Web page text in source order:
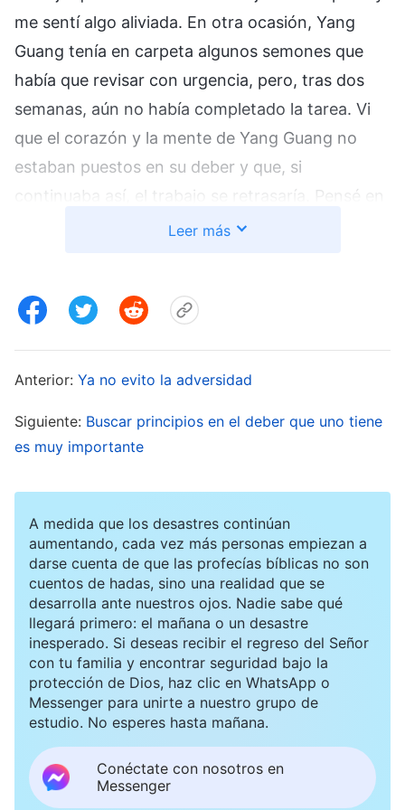
me sentí algo aliviada. En otra ocasión, Yang
Guang tenía en carpeta algunos semones que
había que revisar con urgencia, pero, tras dos
semanas, aún no había completado la tarea. Vi
que el corazón y la mente de Yang Guang no
estaban puestos en su deber y que, si
continuaba así, el trabajo se retrasaría. Pensé en
designar a otra persona para hacerlo, pero luego
resultados en su deber y no la reasignarán.
urgencia. Sin embargo, pasaron varios días más
sin ningún avance. Le pregunté por la causa
honestidad. Comprendí que no podía seguir
tratando de que tabajara con los sermones, y me
apresuré a designar a otra persona para hacerlo.
Cuando vi que el trabajo se había retrasado,
sentí un remordimiento enorme. Sabía que había
que destituir a Yang Guang por ser
constantemente incapaz de cambiar su estado,
pero luego pensé: “Para empezar, su estado no
es un bueno. ¿Qué sucederá si, después de la
destitución, no puede salir de él?”. No podía
soportar hacerlo; tenía el corazón en un puño.
Leer más
Anterior: Ya no evito la adversidad
Siguiente: Buscar principios en el deber que uno tiene
es muy importante
A medida que los desastres continúan
aumentando, cada vez más personas empiezan a
darse cuenta de que las profecías bíblicas no son
cuentos de hadas, sino una realidad que se
desarrolla ante nuestros ojos. Nadie sabe qué
llegará primero: el mañana o un desastre
inesperado. Si deseas recibir el regreso del Señor
con tu familia y encontrar seguridad bajo la
protección de Dios, haz clic en WhatsApp o
Messenger para unirte a nuestro grupo de
estudio. No esperes hasta mañana.
Conéctate con nosotros en
Messenger